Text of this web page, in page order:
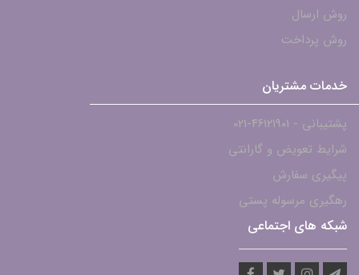
روش ارسال
روش پرداخت
خدمات مشتریان
پشتیبانی - ۴۶۱۲۱۹۰۱-021
شرایط تعویض و گارانتی
پیگیری سفارش
رهگیری مرسوله پستی
شبکه های اجتماعی